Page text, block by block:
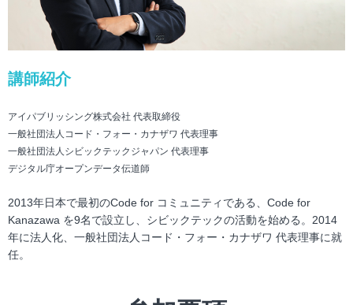
講師紹介
アイパブリッシング株式会社 代表取締役
一般社団法人コード・フォー・カナザワ 代表理事
一般社団法人シビックテックジャパン 代表理事
デジタル庁オープンデータ伝道師
2013年日本で最初のCode for コミュニティである、Code for
Kanazawa を9名で設立し、シビックテックの活動を始める。2014
年に法人化、一般社団法人コード・フォー・カナザワ 代表理事に就
任。